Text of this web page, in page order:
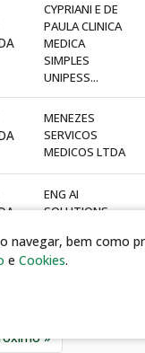
CYPRIANI E DE
PAULA CLINICA
MEDICA
SIMPLES
UNIPESS...
MENEZES
SERVICOS
MEDICOS LTDA
ENG AI
SOLUTIONS
MCX GESTAO E
»
bem como
eCookies.